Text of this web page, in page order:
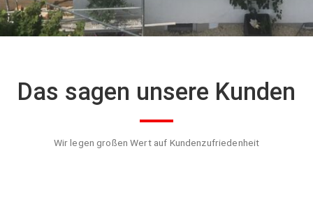
Das sagen unsere Kunden
Wir legen großen Wert auf Kundenzufriedenheit